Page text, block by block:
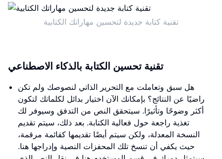
تقنية كتابة جديدة لتحسين مهاراتك الكتابية
تقنية تحسين الكتابة بالذكاء الاصطناعي
هل سبق وتعاملت مع التحرير الذاتي لنصوصك ولم تكن
راضيًا عن النتائج؟ بإمكانك الآن اختيار بدائل لكلماتك لتكون
أكثر وضوحًا وتأثيرًا. سيتحقق النص من التدفق وسيوفر لك
تغذية راجعة حول فعالية الكتابة. بعد ذلك، سيتم تقديم
النسخة المعدلة، ولكن سيتم أيضًا تقديمها كقائمة مرقمة،
حيث يكفي أن تنسخ تلك المحفزات النصية وإدراجها هنا.